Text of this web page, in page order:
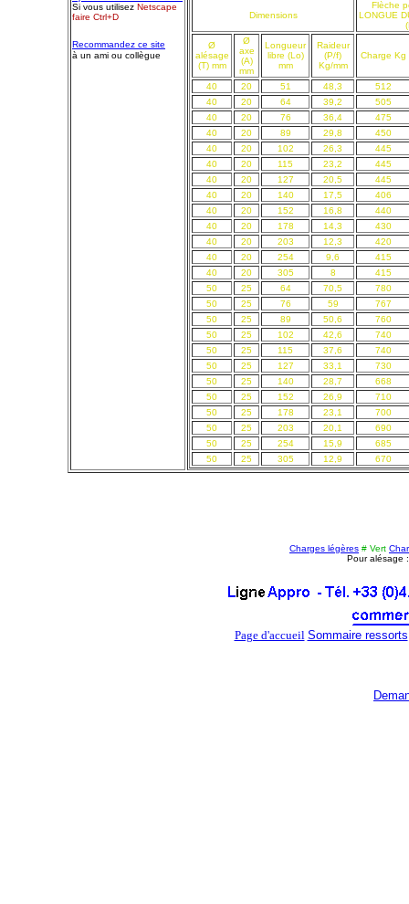
Si vous utilisez Netscape
faire Ctrl+D
Recommandez ce site
à un ami ou collègue
Dimensions
Flèche
LONGUE
Ø
alésage
(T) mm
Ø
axe
(A)
mm
Longueur
libre (Lo)
mm
Raideur
(P/f)
Kg/mm
Charge Kg
40 20 51 48,3
512
40
20 64 39,2
505
40
20 76 36,4
475
40
20 89 29,8
450
40
20 102 26,3
445
40
20 115 23,2
445
40
20 127 20,5
445
40
20 140 17,5
406
40
20 152 16,8
440
40
20 178 14,3
430
40
20 203 12,3
420
40
20 254 9,6
415
40
20 305 8
415
50
25 64 70,5
780
50
25 76 59
767
50
25 89 50,6
760
50
25 102 42,6
740
50
25 115 37,6
740
50
25 127 33,1
730
50
25 140 28,7
668
50
25 152 26,9
710
50
25 178 23,1
700
50
25 203 20,1
690
50
25 254 15,9
685
50
25 305 12,9 670
Charges légères # Vert
Pour alésage
Page d'accueil Sommaire ressorts